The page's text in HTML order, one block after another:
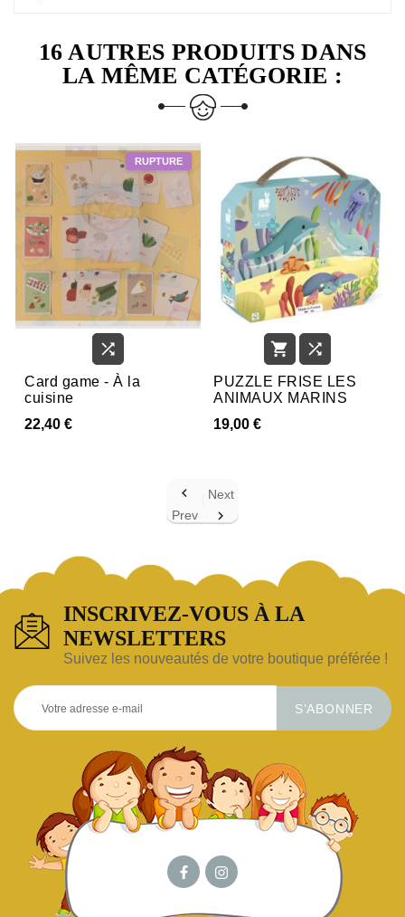
16 AUTRES PRODUITS DANS
LA MÊME CATÉGORIE :

Card game - À la
cuisine
22,40 €
 
PUZZLE FRISE LES
ANIMAUX MARINS
19,00 €

Prev
Next

INSCRIVEZ-VOUS À LA
NEWSLETTERS
Suivez les nouveautés de votre boutique préférée !
S’ABONNER